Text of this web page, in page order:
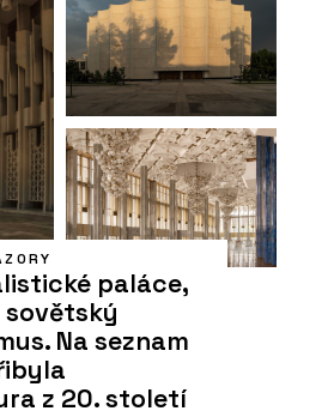
paláce,
sovětský
Na seznam
z 20. století